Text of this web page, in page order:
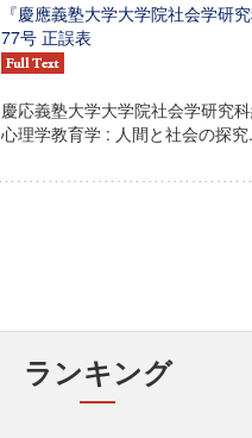
『慶應義塾大学大学院社会学研
77号 正誤表
慶応義塾大学大学院社会学研究
心理学教育学 : 人間と社会の探
ランキング